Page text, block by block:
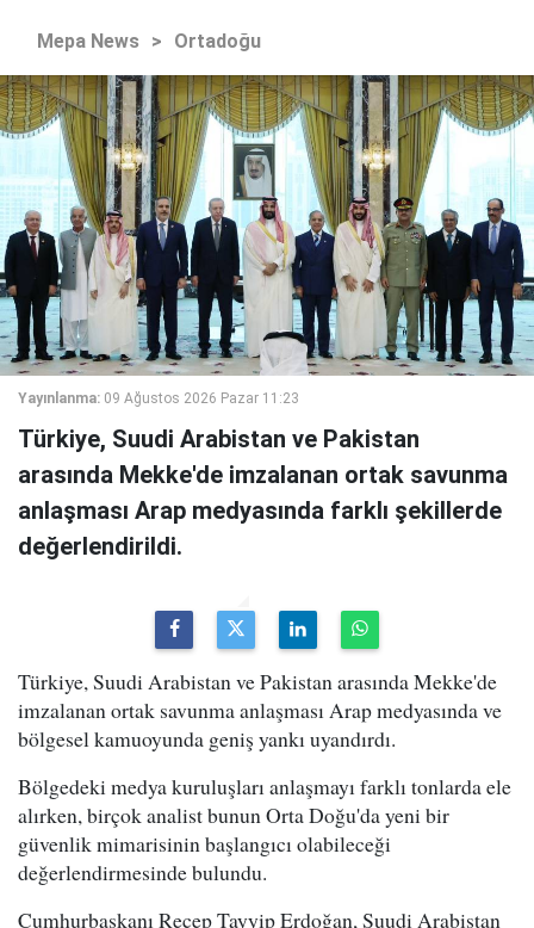
Mepa News > Ortadoğu
Yayınlanma: 09 Ağustos 2026 Pazar 11:23
Türkiye, Suudi Arabistan ve Pakistan
arasında Mekke'de imzalanan ortak savunma
anlaşması Arap medyasında farklı şekillerde
değerlendirildi.
Türkiye, Suudi Arabistan ve Pakistan arasında Mekke'de
imzalanan ortak savunma anlaşması Arap medyasında ve
bölgesel kamuoyunda geniş yankı uyandırdı.
Bölgedeki medya kuruluşları anlaşmayı farklı tonlarda ele
alırken, birçok analist bunun Orta Doğu'da yeni bir
güvenlik mimarisinin başlangıcı olabileceği
değerlendirmesinde bulundu.
Cumhurbaşkanı Recep Tayyip Erdoğan, Suudi Arabistan